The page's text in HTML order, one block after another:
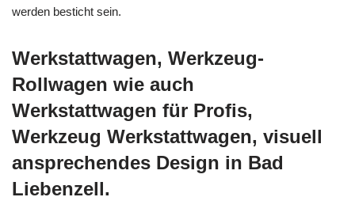
werden besticht sein.
Werkstattwagen, Werkzeug-
Rollwagen wie auch
Werkstattwagen für Profis,
Werkzeug Werkstattwagen, visuell
ansprechendes Design in Bad
Liebenzell.